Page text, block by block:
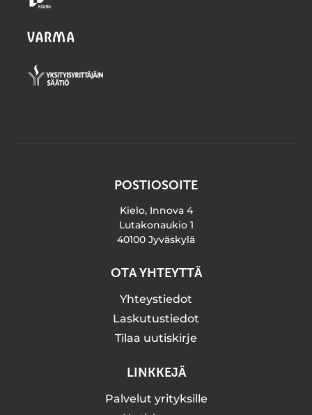
POSTIOSOITE
Kielo, Innova 4
Lutakonaukio 1
40100 Jyväskylä
OTA YHTEYTTÄ
Yhteystiedot
Laskutustiedot
Tilaa uutiskirje
LINKKEJÄ
Palvelut yrityksille